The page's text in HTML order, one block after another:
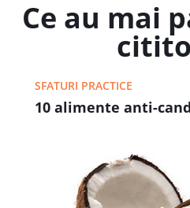
Ce au mai
SFATURI PRACTICE
10 alimente anti-